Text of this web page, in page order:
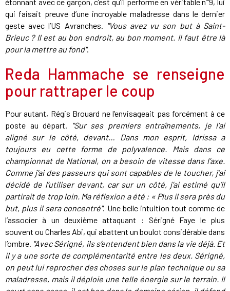
étonnant avec ce garçon, c’est qu’il performe en véritable n°9, lui
qui faisait preuve d’une incroyable maladresse dans le dernier
geste avec l’US Avranches. "Vous avez vu son but à Saint-
Brieuc ? Il est au bon endroit, au bon moment. Il faut être là
pour la mettre au fond".
Reda Hammache se renseigne
pour rattraper le coup
Pour autant, Régis Brouard ne l’envisageait pas forcément à ce
poste au départ.
"Sur ses premiers entraînements, je l’ai
aligné sur le côté, devant… Dans mon esprit, Idrissa a
toujours eu cette forme de polyvalence. Mais dans ce
championnat de National, on a besoin de vitesse dans l’axe.
Comme j’ai des passeurs qui sont capables de le toucher, j’ai
décidé de l’utiliser devant, car sur un côté, j’ai estimé qu’il
partirait de trop loin. Ma réflexion a été : « Plus il sera près du
but, plus il sera concentré". Une belle intuition tout comme de
l’associer à un deuxième attaquant : Sérigné Faye le plus
souvent ou Charles Abi, qui abattent un boulot considérable dans
l’ombre. "Avec Sérigné, ils s’entendent bien dans la vie déjà. Et
il y a une sorte de complémentarité entre les deux. Sérigné,
on peut lui reprocher des choses sur le plan technique ou sa
maladresse, mais il déploie une telle énergie sur le terrain. Il